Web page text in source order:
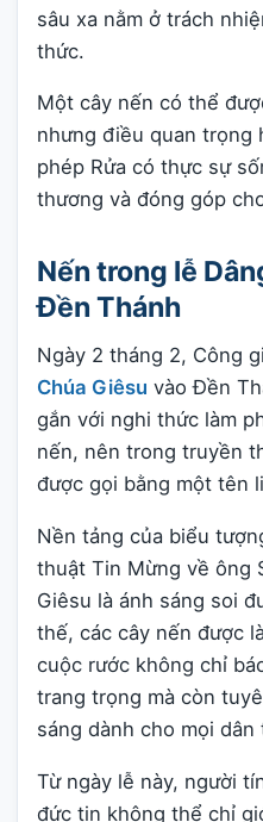
sâu xa nằm ở trách
thức.
Một cây nến có thể
nhưng điều quan trọng
phép Rửa có thực sự
thương và đóng góp
Nến trong lễ
Đền Thánh
Ngày 2 tháng 2, Công
Chúa Giêsu vào Đền
gắn với nghi thức làm
nến, nên trong truyền
được gọi bằng một tên
Nền tảng của biểu
thuật Tin Mừng về ông
Giêsu là ánh sáng soi
thế, các cây nến được
cuộc rước không chỉ
trang trọng mà còn
sáng dành cho mọi dân
Từ ngày lễ này, người
đức tin không thể chỉ